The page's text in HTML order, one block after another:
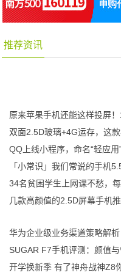
推荐资讯
原来苹果手机还能这样投屏
双面2.5D玻璃+4G运存，这
QQ上线小程序，命名“轻应
「小常识」我们常说的手机
34名贫困学生上网课不愁，
几款高颜值的2.5D屏幕手机
华为企业级业务渠道策略解
SUGAR F7手机评测：颜值
开学换新季 有了神舟战神Z8